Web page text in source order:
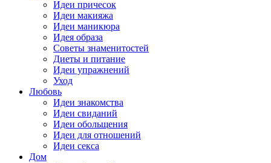
Идеи причесок
Идеи макияжа
Идеи маникюра
Идея образа
Советы знаменитостей
Диеты и питание
Идеи упражнений
Уход
Любовь
Идеи знакомства
Идеи свиданий
Идеи обольщения
Идеи для отношений
Идеи секса
Дом